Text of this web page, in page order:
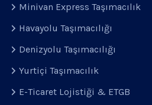
Minivan Express Taşımacılık
Havayolu Taşımacılığı
Denizyolu Taşımacılığı
Yurtiçi Taşımacılık
E-Ticaret Lojistiği & ETGB